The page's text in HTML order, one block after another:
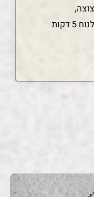
מערבבים ונותנים למרק לנוח 5 דקות